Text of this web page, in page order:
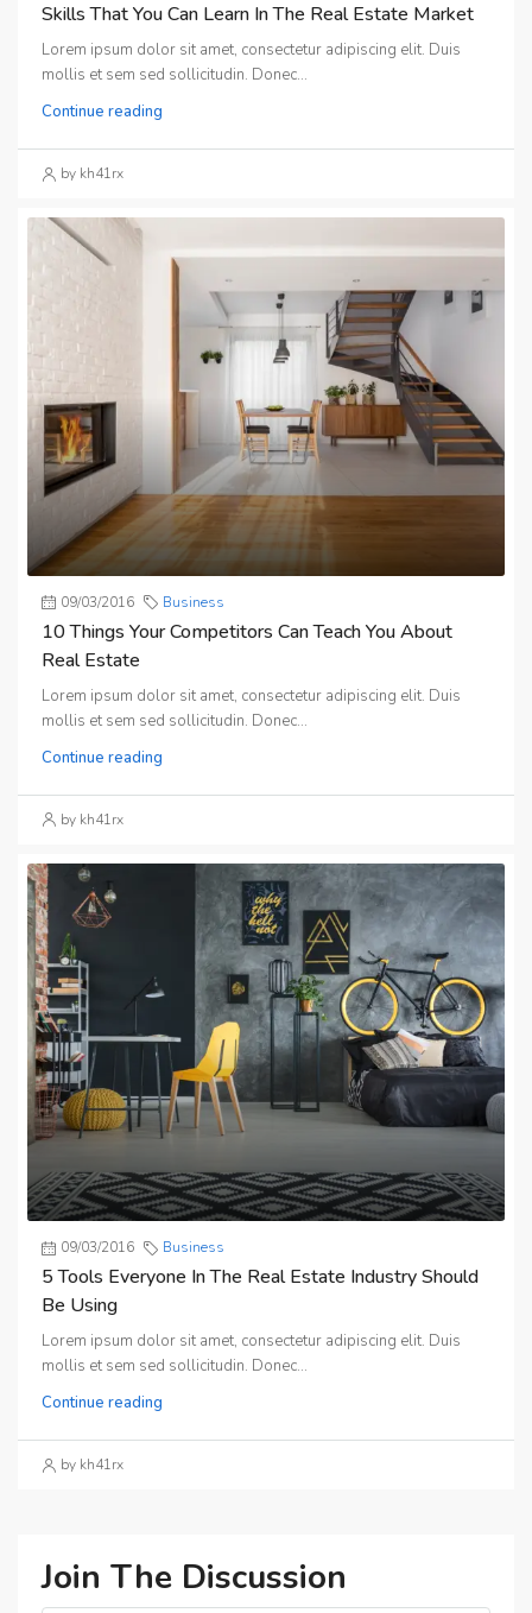
Skills That You Can Learn In The Real Estate Market
Lorem ipsum dolor sit amet, consectetur adipiscing elit. Duis
mollis et sem sed sollicitudin. Donec...
Continue reading
by kh41rx
09/03/2016 Business
10 Things Your Competitors Can Teach You About
Real Estate
Lorem ipsum dolor sit amet, consectetur adipiscing elit. Duis
mollis et sem sed sollicitudin. Donec...
Continue reading
by kh41rx
09/03/2016 Business
5 Tools Everyone In The Real Estate Industry Should
Be Using
Lorem ipsum dolor sit amet, consectetur adipiscing elit. Duis
mollis et sem sed sollicitudin. Donec...
Continue reading
by kh41rx
Join The Discussion